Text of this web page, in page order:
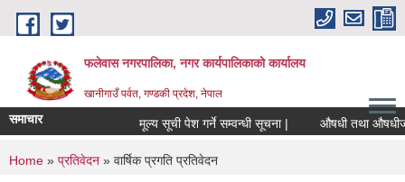
Skip to main content
फलेवास नगरपालिका, नगर कार्यपालिकाको कार्यालय
खानीगाउँ पर्वत, गण्डकी प्रदेश, नेपाल
समाचार मूल्य सूची पेश गर्ने सम्वन्धी सूचना | औषधी तथा
You are here
Home » प्रतिवेदन » वार्षिक प्रगति प्रतिवेदन